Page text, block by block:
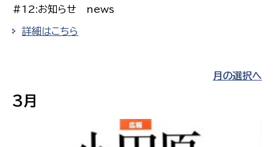
#12:お知らせ news
詳細はこちら
月の選択へ
3月